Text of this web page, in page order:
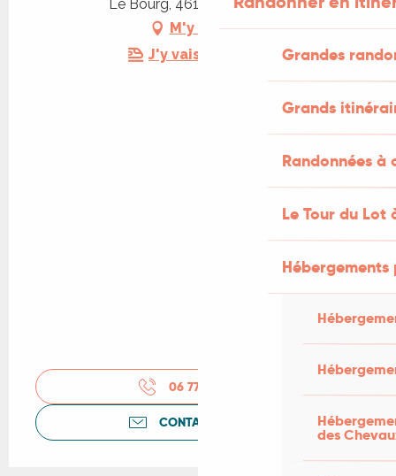
Grandes
Grands
Randonnées
Le Tour du Lot
des
Le Bourg, 46100 Capdenac
M'y rendre
J'y vais en train !
06 77 79 46
CONTACTEZ-NOUS